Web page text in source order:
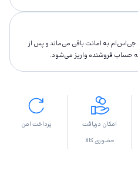
جی‌اس‌ام به امانت باقى مى‌ماند و پس از
به حساب فروشنده واريز مى‌شود.
امکان دریافت
حضوری کالا
پرداخت امن